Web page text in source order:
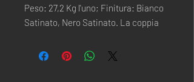
Peso: 27,2 Kg l'uno; Finitura: Bianco
Satinato, Nero Satinato. La coppia